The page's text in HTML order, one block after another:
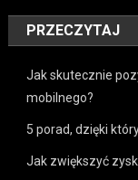
PRZECZYTAJ
Jak skutecznie
mobilnego?
5 porad, dzięki
Jak zwiększyć